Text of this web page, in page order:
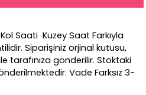
Saati Kuzey Saat Farkıyla
Siparişiniz orjinal kutusu,
tarafınıza gönderilir. Stoktaki
Vade Farksız 3-